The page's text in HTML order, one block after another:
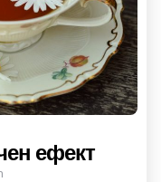
ефект